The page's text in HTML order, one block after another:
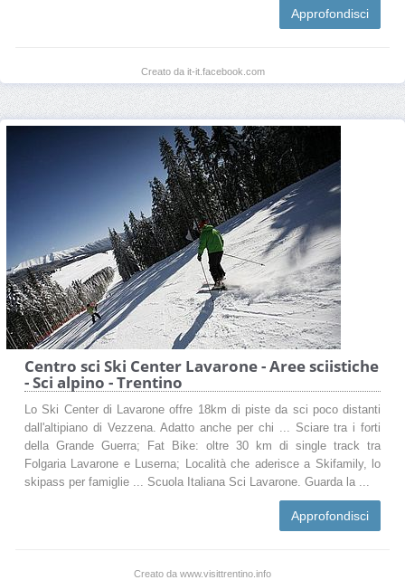
Approfondisci
Creato da it-it.facebook.com
Centro sci Ski Center Lavarone - Aree sciistiche
- Sci alpino - Trentino
Lo Ski Center di Lavarone offre 18km di piste da sci poco distanti
dall'altipiano di Vezzena. Adatto anche per chi ... Sciare tra i forti
della Grande Guerra; Fat Bike: oltre 30 km di single track tra
Folgaria Lavarone e Luserna; Località che aderisce a Skifamily, lo
skipass per famiglie ... Scuola Italiana Sci Lavarone. Guarda la ...
Approfondisci
Creato da www.visittrentino.info